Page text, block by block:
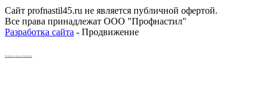
Сайт profnastil45.ru не является публичной офертой.
Все права принадлежат ООО "Профнастил"
Разработка сайта - Продвижение
Кухни на заказ в Кургане